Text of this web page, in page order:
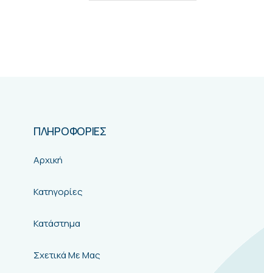
ΠΛΗΡΟΦΟΡΙΕΣ
Αρχική
Κατηγορίες
Κατάστημα
Σχετικά Με Μας